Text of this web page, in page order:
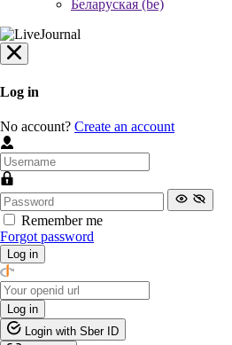
Беларуская (be)
Log in
No account? Create an account
Remember me
Forgot password
Log in
Log in
Login with Sber ID